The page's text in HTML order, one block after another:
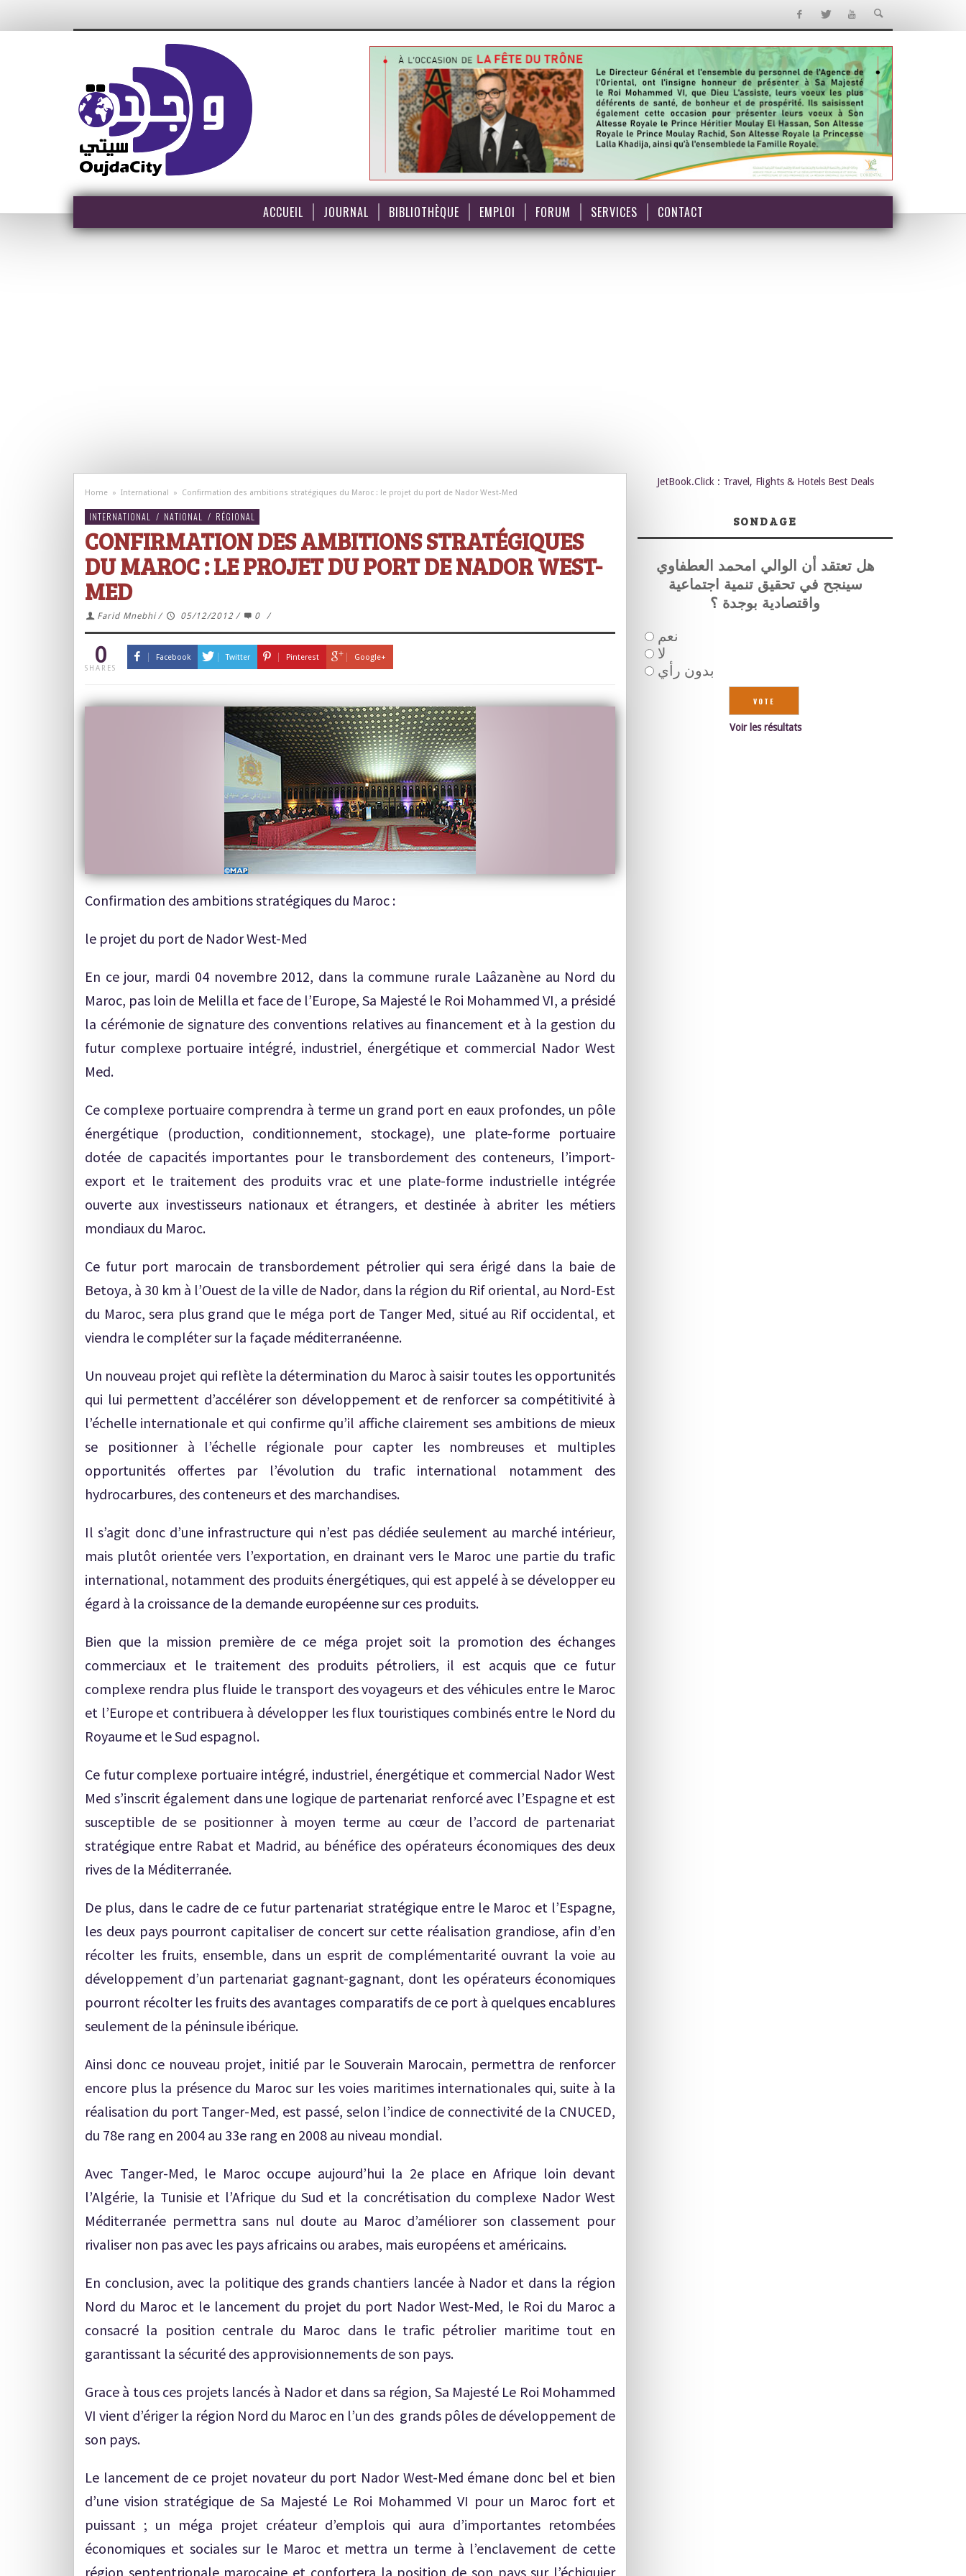
ACCUEIL JOURNAL BIBLIOTHÈQUE EMPLOI FORUM SERVICES CONTACT
Home » International » Confirmation des ambitions stratégiques du Maroc : le projet du port de Nador West-Med
INTERNATIONAL / NATIONAL / RÉGIONAL
CONFIRMATION DES AMBITIONS STRATÉGIQUES
DU MAROC : LE PROJET DU PORT DE NADOR WEST-
MED
Farid Mnebhi / 05/12/2012 / 0 /
0
SHARES
Facebook Twitter Pinterest Google+
Confirmation des ambitions stratégiques du Maroc :
le projet du port de Nador West-Med
En ce jour, mardi 04 novembre 2012, dans la commune rurale Laâzanène au Nord du
Maroc, pas loin de Melilla et face de l’Europe, Sa Majesté le Roi Mohammed VI, a présidé
la cérémonie de signature des conventions relatives au financement et à la gestion du
futur complexe portuaire intégré, industriel, énergétique et commercial Nador West
Med.
Ce complexe portuaire comprendra à terme un grand port en eaux profondes, un pôle
énergétique (production, conditionnement, stockage), une plate-forme portuaire
dotée de capacités importantes pour le transbordement des conteneurs, l’import-
export et le traitement des produits vrac et une plate-forme industrielle intégrée
ouverte aux investisseurs nationaux et étrangers, et destinée à abriter les métiers
mondiaux du Maroc.
Ce futur port marocain de transbordement pétrolier qui sera érigé dans la baie de
Betoya, à 30 km à l’Ouest de la ville de Nador, dans la région du Rif oriental, au Nord-Est
du Maroc, sera plus grand que le méga port de Tanger Med, situé au Rif occidental, et
viendra le compléter sur la façade méditerranéenne.
Un nouveau projet qui reflète la détermination du Maroc à saisir toutes les opportunités
qui lui permettent d’accélérer son développement et de renforcer sa compétitivité à
l’échelle internationale et qui confirme qu’il affiche clairement ses ambitions de mieux
se positionner à l’échelle régionale pour capter les nombreuses et multiples
opportunités offertes par l’évolution du trafic international notamment des
hydrocarbures, des conteneurs et des marchandises.
Il s’agit donc d’une infrastructure qui n’est pas dédiée seulement au marché intérieur,
mais plutôt orientée vers l’exportation, en drainant vers le Maroc une partie du trafic
international, notamment des produits énergétiques, qui est appelé à se développer eu
égard à la croissance de la demande européenne sur ces produits.
Bien que la mission première de ce méga projet soit la promotion des échanges
commerciaux et le traitement des produits pétroliers, il est acquis que ce futur
complexe rendra plus fluide le transport des voyageurs et des véhicules entre le Maroc
et l’Europe et contribuera à développer les flux touristiques combinés entre le Nord du
Royaume et le Sud espagnol.
Ce futur complexe portuaire intégré, industriel, énergétique et commercial Nador West
Med s’inscrit également dans une logique de partenariat renforcé avec l’Espagne et est
susceptible de se positionner à moyen terme au cœur de l’accord de partenariat
stratégique entre Rabat et Madrid, au bénéfice des opérateurs économiques des deux
rives de la Méditerranée.
De plus, dans le cadre de ce futur partenariat stratégique entre le Maroc et l’Espagne,
les deux pays pourront capitaliser de concert sur cette réalisation grandiose, afin d’en
récolter les fruits, ensemble, dans un esprit de complémentarité ouvrant la voie au
développement d’un partenariat gagnant-gagnant, dont les opérateurs économiques
pourront récolter les fruits des avantages comparatifs de ce port à quelques encablures
seulement de la péninsule ibérique.
Ainsi donc ce nouveau projet, initié par le Souverain Marocain, permettra de renforcer
encore plus la présence du Maroc sur les voies maritimes internationales qui, suite à la
réalisation du port Tanger-Med, est passé, selon l’indice de connectivité de la CNUCED,
du 78e rang en 2004 au 33e rang en 2008 au niveau mondial.
Avec Tanger-Med, le Maroc occupe aujourd’hui la 2e place en Afrique loin devant
l’Algérie, la Tunisie et l’Afrique du Sud et la concrétisation du complexe Nador West
Méditerranée permettra sans nul doute au Maroc d’améliorer son classement pour
rivaliser non pas avec les pays africains ou arabes, mais européens et américains.
En conclusion, avec la politique des grands chantiers lancée à Nador et dans la région
Nord du Maroc et le lancement du projet du port Nador West-Med, le Roi du Maroc a
consacré la position centrale du Maroc dans le trafic pétrolier maritime tout en
garantissant la sécurité des approvisionnements de son pays.
Grace à tous ces projets lancés à Nador et dans sa région, Sa Majesté Le Roi Mohammed
VI vient d’ériger la région Nord du Maroc en l’un des grands pôles de développement de
son pays.
Le lancement de ce projet novateur du port Nador West-Med émane donc bel et bien
d’une vision stratégique de Sa Majesté Le Roi Mohammed VI pour un Maroc fort et
puissant ; un méga projet créateur d’emplois qui aura d’importantes retombées
économiques et sociales sur le Maroc et mettra un terme à l’enclavement de cette
région septentrionale marocaine et confortera la position de son pays sur l’échiquier
JetBook.Click : Travel, Flights & Hotels Best Deals
SONDAGE
هل تعتقد أن الوالي امحمد العطفاوي
سينجح في تحقيق تنمية اجتماعية
واقتصادية بوجدة ؟
نعم
لا
بدون رأي
Voir les résultats